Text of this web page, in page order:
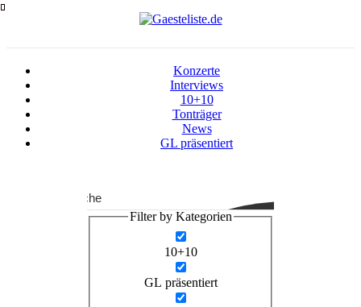
Konzerte
Interviews
10+10
Tonträger
News
GL präsentiert
Suche
Filter by Kategorien
10+10
GL präsentiert